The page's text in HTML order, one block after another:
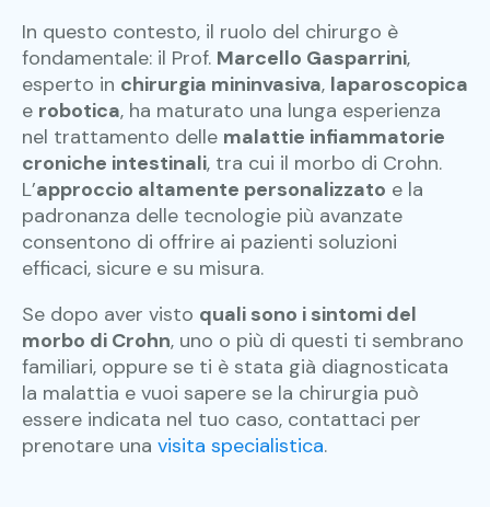
In questo contesto, il ruolo del chirurgo è
fondamentale: il Prof. Marcello Gasparrini,
esperto in chirurgia mininvasiva, laparoscopica
e robotica, ha maturato una lunga esperienza
nel trattamento delle malattie infiammatorie
croniche intestinali, tra cui il morbo di Crohn.
L’approccio altamente personalizzato e la
padronanza delle tecnologie più avanzate
consentono di offrire ai pazienti soluzioni
efficaci, sicure e su misura.
Se dopo aver visto quali sono i sintomi del
morbo di Crohn, uno o più di questi ti sembrano
familiari, oppure se ti è stata già diagnosticata
la malattia e vuoi sapere se la chirurgia può
essere indicata nel tuo caso, contattaci per
prenotare una visita specialistica.